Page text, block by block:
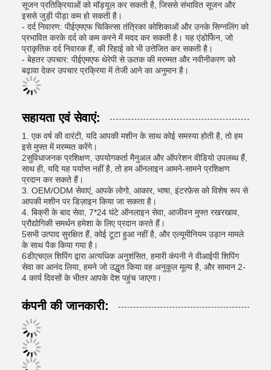
सूजन प्रतिक्रियाओं को मॉड्यूल कर सकती है, जिससे संभावित सूजन और
इससे जुड़ी पीड़ा कम हो सकती है।
- दर्द निवारण: पीईएमएफ चिकित्सा तंत्रिका कोशिकाओं और उनके सिग्नलिंग को
प्रभावित करके दर्द को कम करने में मदद कर सकती है। यह एंडोर्फिन, जो
प्राकृतिक दर्द निवारक हैं, की रिहाई को भी उत्तेजित कर सकती है।
- बेहतर उपचार: पीईएमएफ थेरेपी से ऊतक की मरम्मत और नवीनीकरण को
बढ़ावा देकर उपचार प्रक्रिया में तेजी आने का अनुमान है।
सहायता एवं सेवाएं:
1. एक वर्ष की वारंटी, यदि आपकी मशीन के साथ कोई समस्या होती है, तो हम
इसे मुफ्त में मरम्मत करेंगे।
2सुविधाजनक प्रशिक्षण, उपयोगकर्ता मैनुअल और ऑपरेशन वीडियो उपलब्ध हैं,
साथ ही, यदि यह पर्याप्त नहीं है, तो हम ऑनलाइन आमने-सामने प्रशिक्षण
प्रदान कर सकते हैं।
3. OEM/ODM सेवाएं, आपके लोगो, आकार, भाषा, इंटरफ़ेस को विशेष रूप से
आपकी मशीन पर डिज़ाइन किया जा सकता है।
4. बिक्री के बाद सेवा, 7*24 घंटे ऑनलाइन सेवा, आजीवन मुफ्त रखरखाव,
प्रौद्योगिकी समर्थन हमेशा के लिए प्रदान करते हैं।
5सभी उत्पाद सुरक्षित हैं, कोई टूटा हुआ नहीं है, और एल्यूमीनियम उड़ान मामले
के साथ पैक किया गया है।
6डीएचएल शिपिंग द्वारा अत्यधिक अनुशंसित, हमारी कंपनी ने वीआईपी शिपिंग
सेवा का आनंद लिया, हमने जो उद्धृत किया वह अनुकूल मूल्य है, और सामान 2-
4 कार्य दिवसों के भीतर आपके देश पहुंच जाएगा।
कंपनी की जानकारी: